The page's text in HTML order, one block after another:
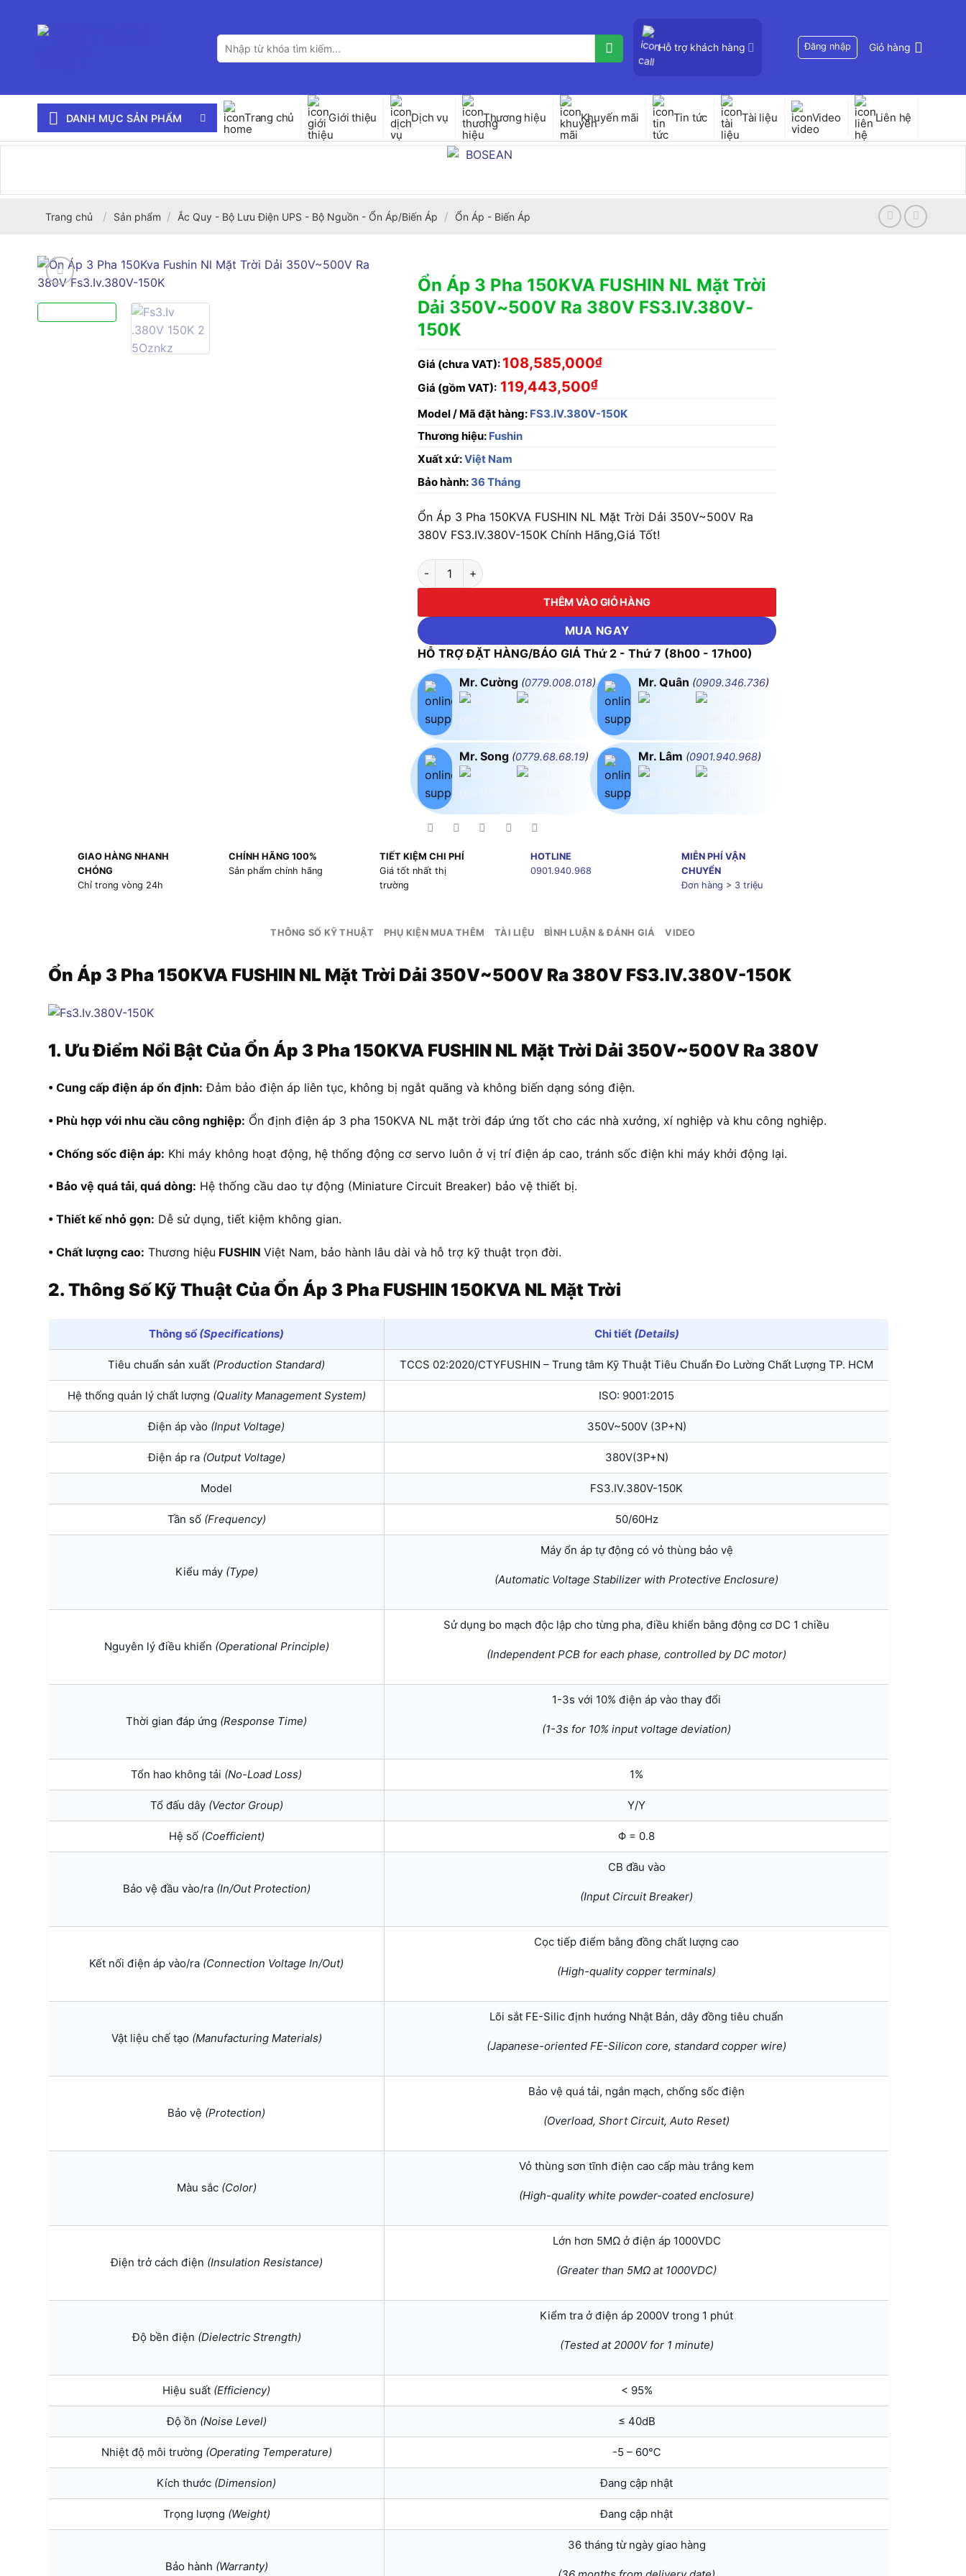
Tìm
kiếm:
Hỗ trợ khách hàng Đăng nhập Giỏ hàng
DANH MỤC SẢN PHẨM Trang chủ Giới thiệu Dịch vụ Thương hiệu Khuyến mãi Tin tức Tài liệu Video Liên hệ
Trang chủ / Sản phẩm / Ắc Quy - Bộ Lưu Điện UPS - Bộ Nguồn - Ổn Áp/Biến Áp / Ổn Áp - Biến Áp
Ổn Áp 3 Pha 150KVA FUSHIN NL Mặt Trời
Dải 350V~500V Ra 380V FS3.IV.380V-
150K
Giá (chưa VAT): 108,585,000₫
Giá (gồm VAT): 119,443,500₫
Model / Mã đặt hàng: FS3.IV.380V-150K
Thương hiệu: Fushin
Xuất xứ:Việt Nam
Bảo hành: 36 Tháng
Ổn Áp 3 Pha 150KVA FUSHIN NL Mặt Trời Dải 350V~500V Ra
380V FS3.IV.380V-150K Chính Hãng,Giá Tốt!
Ổn Áp 3 Pha 150KVA FUSHIN NL Mặt Trời Dải 350V~500V Ra 380V FS3.IV.380V-150K số lượng
THÊM VÀO GIỎ HÀNG
MUA NGAY
HỖ TRỢ ĐẶT HÀNG/BÁO GIÁ Thứ 2 - Thứ 7 (8h00 - 17h00)
Mr. Cường (0779.008.018)
Mr. Song (0779.68.68.19)
Mr. Quân (0909.346.736)
Mr. Lâm (0901.940.968)
GIAO HÀNG NHANH
CHÓNG
Chỉ trong vòng 24h
CHÍNH HÃNG 100%
Sản phẩm chính hãng
TIẾT KIỆM CHI PHÍ
Giá tốt nhất thị
trường
HOTLINE
0901.940.968
MIỄN PHÍ VẬN
CHUYỂN
Đơn hàng > 3 triệu
THÔNG SỐ KỸ THUẬT PHỤ KIỆN MUA THÊM TÀI LIỆU BÌNH LUẬN & ĐÁNH GIÁ VIDEO
Ổn Áp 3 Pha 150KVA FUSHIN NL Mặt Trời Dải 350V~500V Ra 380V FS3.IV.380V-150K
1. Ưu Điểm Nổi Bật Của Ổn Áp 3 Pha 150KVA FUSHIN NL Mặt Trời Dải 350V~500V Ra 380V
• Cung cấp điện áp ổn định: Đảm bảo điện áp liên tục, không bị ngắt quãng và không biến dạng sóng điện.
• Phù hợp với nhu cầu công nghiệp: Ổn định điện áp 3 pha 150KVA NL mặt trời đáp ứng tốt cho các nhà xưởng, xí nghiệp và khu công nghiệp.
• Chống sốc điện áp: Khi máy không hoạt động, hệ thống động cơ servo luôn ở vị trí điện áp cao, tránh sốc điện khi máy khởi động lại.
• Bảo vệ quá tải, quá dòng: Hệ thống cầu dao tự động (Miniature Circuit Breaker) bảo vệ thiết bị.
• Thiết kế nhỏ gọn: Dễ sử dụng, tiết kiệm không gian.
• Chất lượng cao: Thương hiệu FUSHIN Việt Nam, bảo hành lâu dài và hỗ trợ kỹ thuật trọn đời.
2. Thông Số Kỹ Thuật Của Ổn Áp 3 Pha FUSHIN 150KVA NL Mặt Trời
Thông số(Specifications) Chi tiết(Details)
Tiêu chuẩn sản xuất (Production Standard) TCCS 02:2020/CTYFUSHIN – Trung tâm Kỹ Thuật Tiêu Chuẩn Đo Lường Chất Lượng TP. HCM
Hệ thống quản lý chất lượng (Quality Management System) ISO: 9001:2015
Điện áp vào (Input Voltage) 350V~500V (3P+N)
Điện áp ra (Output Voltage) 380V(3P+N)
Model FS3.IV.380V-150K
Tần số (Frequency) 50/60Hz
Kiểu máy (Type)
Máy ổn áp tự động có vỏ thùng bảo vệ
(Automatic Voltage Stabilizer with Protective Enclosure)
Nguyên lý điều khiển (Operational Principle)
Sử dụng bo mạch độc lập cho từng pha, điều khiển bằng động cơ DC 1 chiều
(Independent PCB for each phase, controlled by DC motor)
Thời gian đáp ứng (Response Time)
1-3s với 10% điện áp vào thay đổi
(1-3s for 10% input voltage deviation)
Tổn hao không tải (No-Load Loss) 1%
Tổ đấu dây (Vector Group) Y/Y
Hệ số (Coefficient) Φ = 0.8
Bảo vệ đầu vào/ra (In/Out Protection)
CB đầu vào
(Input Circuit Breaker)
Kết nối điện áp vào/ra (Connection Voltage In/Out)
Cọc tiếp điểm bằng đồng chất lượng cao
(High-quality copper terminals)
Vật liệu chế tạo (Manufacturing Materials)
Lõi sắt FE-Silic định hướng Nhật Bản, dây đồng tiêu chuẩn
(Japanese-oriented FE-Silicon core, standard copper wire)
Bảo vệ (Protection)
Bảo vệ quá tải, ngắn mạch, chống sốc điện
(Overload, Short Circuit, Auto Reset)
Màu sắc (Color)
Vỏ thùng sơn tĩnh điện cao cấp màu trắng kem
(High-quality white powder-coated enclosure)
Điện trở cách điện (Insulation Resistance)
Lớn hơn 5MΩ ở điện áp 1000VDC
(Greater than 5MΩ at 1000VDC)
Độ bền điện (Dielectric Strength)
Kiểm tra ở điện áp 2000V trong 1 phút
(Tested at 2000V for 1 minute)
Hiệu suất (Efficiency) < 95%
Độ ồn (Noise Level) ≤ 40dB
Nhiệt độ môi trường (Operating Temperature) -5 – 60℃
Kích thước (Dimension) Đang cập nhật
Trọng lượng (Weight) Đang cập nhật
Bảo hành (Warranty)
36 tháng từ ngày giao hàng